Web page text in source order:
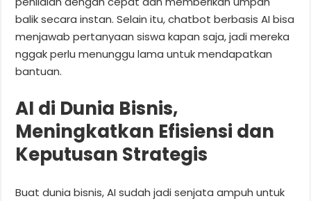
balik secara instan. Selain itu, chatbot berbasis AI bisa
menjawab pertanyaan siswa kapan saja, jadi mereka
nggak perlu menunggu lama untuk mendapatkan
bantuan.
AI di Dunia Bisnis,
Meningkatkan Efisiensi dan
Keputusan Strategis
Buat dunia bisnis, AI sudah jadi senjata ampuh untuk